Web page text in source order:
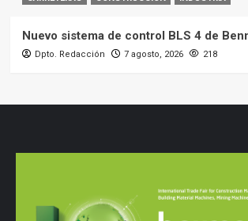
Nuevo sistema de control BLS 4 de
Dpto. Redacción 7 agosto, 2026 218